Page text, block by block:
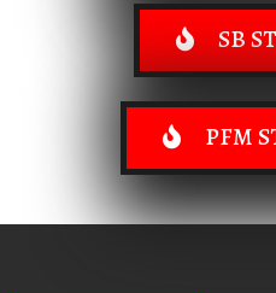
SB
PFM